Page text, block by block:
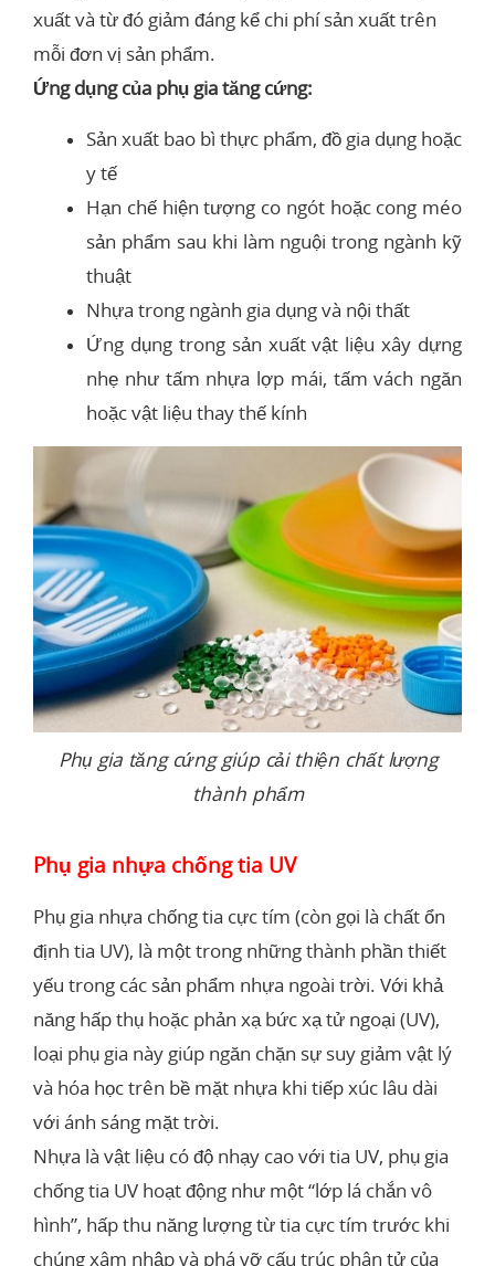
xuất và từ đó giảm đáng kể chi phí sản xuất trên
mỗi đơn vị sản phẩm.
Ứng dụng của phụ gia tăng cứng:
Sản xuất bao bì thực phẩm, đồ gia dụng hoặc
y tế
Hạn chế hiện tượng co ngót hoặc cong méo
sản phẩm sau khi làm nguội trong ngành kỹ
thuật
Nhựa trong ngành gia dụng và nội thất
Ứng dụng trong sản xuất vật liệu xây dựng
nhẹ như tấm nhựa lợp mái, tấm vách ngăn
hoặc vật liệu thay thế kính
Phụ gia tăng cứng giúp cải thiện chất lượng
thành phẩm
Phụ gia nhựa chống tia UV
Phụ gia nhựa chống tia cực tím (còn gọi là chất ổn
định tia UV), là một trong những thành phần thiết
yếu trong các sản phẩm nhựa ngoài trời. Với khả
năng hấp thụ hoặc phản xạ bức xạ tử ngoại (UV),
loại phụ gia này giúp ngăn chặn sự suy giảm vật lý
và hóa học trên bề mặt nhựa khi tiếp xúc lâu dài
với ánh sáng mặt trời.
Nhựa là vật liệu có độ nhạy cao với tia UV, phụ gia
chống tia UV hoạt động như một “lớp lá chắn vô
hình”, hấp thu năng lượng từ tia cực tím trước khi
chúng xâm nhập và phá vỡ cấu trúc phân tử của